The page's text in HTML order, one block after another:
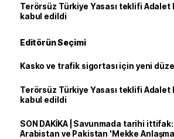
Terörsüz Türkiye Yasası teklifi Adalet
kabul edildi
Editörün Seçimi
Kasko ve trafik sigortası için yeni
Terörsüz Türkiye Yasası teklifi Adalet
kabul edildi
SON DAKİKA | Savunmada tarihi
Arabistan ve Pakistan 'Mekke